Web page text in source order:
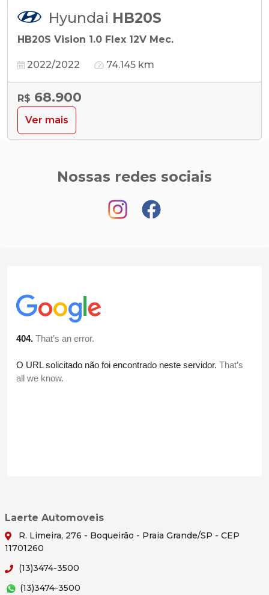
Hyundai HB20S
HB20S Vision 1.0 Flex 12V Mec.
2022/2022 74.145 km
R$ 68.900
Ver mais
Nossas redes sociais
Laerte Automoveis
R. Limeira, 276 - Boqueirão - Praia Grande/SP - CEP
11701260
(13)3474-3500
(13)3474-3500